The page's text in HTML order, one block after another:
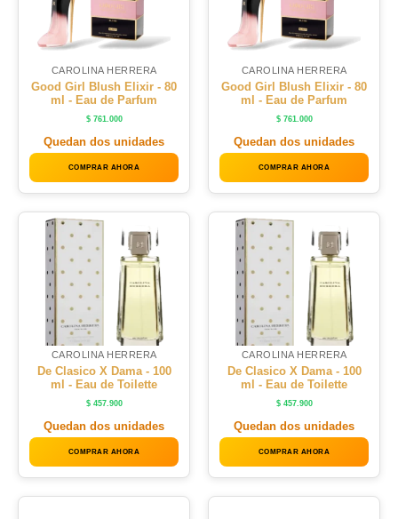
CAROLINA HERRERA
Good Girl Blush Elixir - 80
ml - Eau de Parfum
$761.000
Quedan dos unidades
COMPRAR AHORA
CAROLINA HERRERA
Good Girl Blush Elixir - 80
ml - Eau de Parfum
$761.000
Quedan dos unidades
COMPRAR AHORA
CAROLINA HERRERA
De Clasico X Dama - 100
ml - Eau de Toilette
$457.900
Quedan dos unidades
COMPRAR AHORA
CAROLINA HERRERA
De Clasico X Dama - 100
ml - Eau de Toilette
$457.900
Quedan dos unidades
COMPRAR AHORA